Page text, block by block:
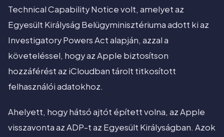
Technical Capability Notice volt, amelyet az
Egyesült Királyság Belügyminisztériuma adott ki az
Investigatory Powers Act alapján, azzal a
követeléssel, hogy az Apple biztosítson
hozzáférést az iCloudban tárolt titkosított
felhasználói adatokhoz.
Ahelyett, hogy hátsó ajtót épített volna, az Apple
visszavonta az ADP-t az Egyesült Királyságban. Azok